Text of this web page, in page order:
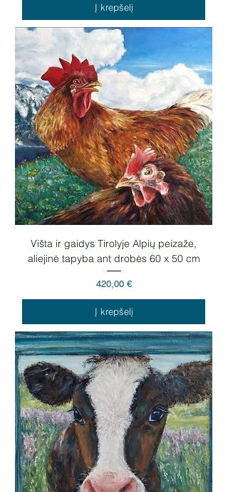
Į krepšelį
Višta ir gaidys Tirolyje Alpių peizaže,
aliejinė tapyba ant drobės 60 x 50 cm
Kaina
420,00 €
Į krepšelį